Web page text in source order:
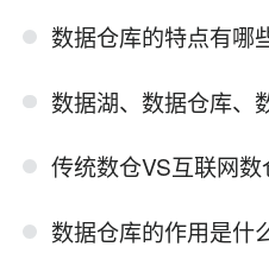
数据仓库的特点有哪
数据湖、数据仓库、数
传统数仓VS互联网数仓
数据仓库的作用是什